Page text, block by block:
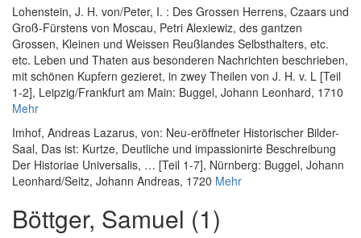
Lohenstein, J. H. von/Peter, I. : Des Grossen Herrens, Czaars und
Groß-Fürstens von Moscau, Petri Alexiewiz, des gantzen
Grossen, Kleinen und Weissen Reußlandes Selbsthalters, etc.
etc. Leben und Thaten aus besonderen Nachrichten beschrieben,
mit schönen Kupfern gezieret, in zwey Theilen von J. H. v. L [Teil
1-2], Leipzig/Frankfurt am Main: Buggel, Johann Leonhard, 1710
Mehr
Imhof, Andreas Lazarus, von: Neu-eröffneter Historischer Bilder-
Saal, Das ist: Kurtze, Deutliche und impassionirte Beschreibung
Der Historiae Universalis, … [Teil 1-7], Nürnberg: Buggel, Johann
Leonhard/Seitz, Johann Andreas, 1720 Mehr
Böttger, Samuel (1)